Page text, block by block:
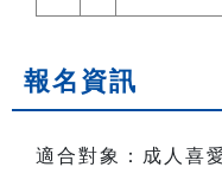
報名資訊
適合對象：成人喜